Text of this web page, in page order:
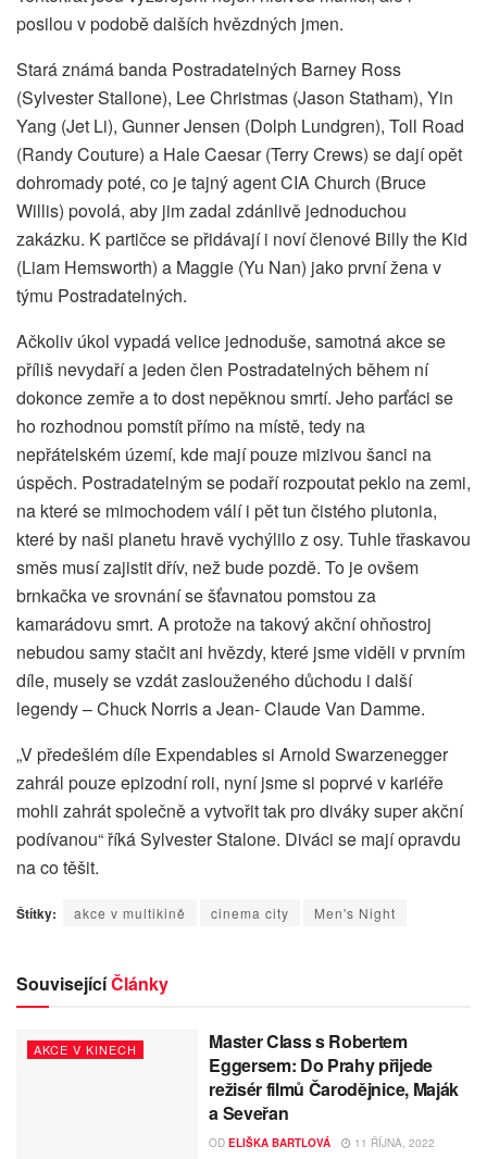
posilou v podobě dalších hvězdných jmen.
Stará známá banda Postradatelných Barney Ross
(Sylvester Stallone), Lee Christmas (Jason Statham), Yin
Yang (Jet Li), Gunner Jensen (Dolph Lundgren), Toll Road
(Randy Couture) a Hale Caesar (Terry Crews) se dají opět
dohromady poté, co je tajný agent CIA Church (Bruce
Willis) povolá, aby jim zadal zdánlivě jednoduchou
zakázku. K partičce se přidávají i noví členové Billy the Kid
(Liam Hemsworth) a Maggie (Yu Nan) jako první žena v
týmu Postradatelných.
Ačkoliv úkol vypadá velice jednoduše, samotná akce se
příliš nevydaří a jeden člen Postradatelných během ní
dokonce zemře a to dost nepěknou smrtí. Jeho parťáci se
ho rozhodnou pomstít přímo na místě, tedy na
nepřátelském území, kde mají pouze mizivou šanci na
úspěch. Postradatelným se podaří rozpoutat peklo na zemi,
na které se mimochodem válí i pět tun čistého plutonia,
které by naši planetu hravě vychýlilo z osy. Tuhle třaskavou
směs musí zajistit dřív, než bude pozdě. To je ovšem
brnkačka ve srovnání se šťavnatou pomstou za
kamarádovu smrt. A protože na takový akční ohňostroj
nebudou samy stačit ani hvězdy, které jsme viděli v prvním
díle, musely se vzdát zaslouženého důchodu i další
legendy – Chuck Norris a Jean- Claude Van Damme.
„V předešlém díle Expendables si Arnold Swarzenegger
zahrál pouze epizodní roli, nyní jsme si poprvé v kariéře
mohli zahrát společně a vytvořit tak pro diváky super akční
podívanou“ říká Sylvester Stalone. Diváci se mají opravdu
na co těšit.
Štítky: akce v multikině cinema city Men's Night
SouvisejícíČlánky
AKCE V KINECH
Master Class s Robertem
Eggersem: Do Prahy přijede
režisér filmů Čarodějnice, Maják
a Seveřan
OD ELIŠKA BARTLOVÁ 11 ŘÍJNA, 2022